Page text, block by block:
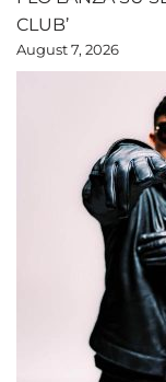
CLUB’
August 7, 2026